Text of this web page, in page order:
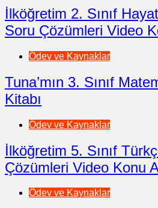
İlköğretim 2. Sınıf
Soru Çözümleri Video
Ödev ve Kaynaklar
Tuna’mın 3. Sınıf
Kitabı
Ödev ve Kaynaklar
İlköğretim 5. Sınıf
Çözümleri Video Konu
Ödev ve Kaynaklar